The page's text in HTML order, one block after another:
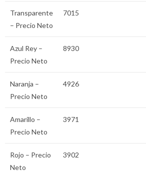
Transparente
– Precio Neto
7015
Azul Rey –
Precio Neto
8930
Naranja –
Precio Neto
4926
Amarillo –
Precio Neto
3971
Rojo – Precio
Neto
3902